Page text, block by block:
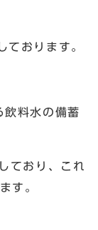
おります。
料水の備蓄
ており、これ
す。